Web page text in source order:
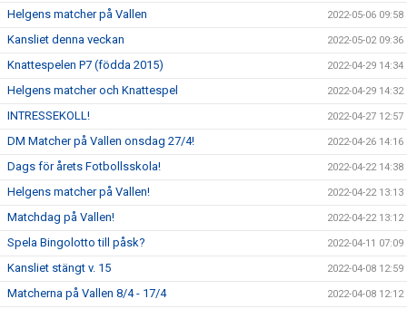
Helgens matcher på Vallen 2022-05-06 09:58
Kansliet denna veckan 2022-05-02 09:36
Knattespelen P7 (födda 2015) 2022-04-29 14:34
Helgens matcher och Knattespel 2022-04-29 14:32
INTRESSEKOLL! 2022-04-27 12:57
DM Matcher på Vallen onsdag 27/4! 2022-04-26 14:16
Dags för årets Fotbollsskola! 2022-04-22 14:38
Helgens matcher på Vallen! 2022-04-22 13:13
Matchdag på Vallen! 2022-04-22 13:12
Spela Bingolotto till påsk? 2022-04-11 07:09
Kansliet stängt v. 15 2022-04-08 12:59
Matcherna på Vallen 8/4 - 17/4 2022-04-08 12:12